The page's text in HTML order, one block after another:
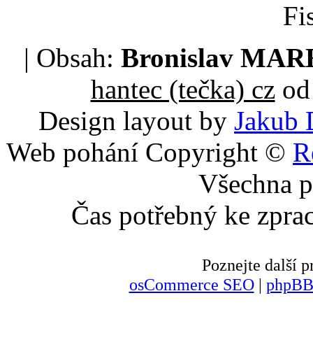
| Obsah: Bronislav
hantec (tečka) czod
Design layout by Jakub
Web pohání Copyright ©
Všechna
Čas potřebný ke
Poznejte další
osCommerce SEO|